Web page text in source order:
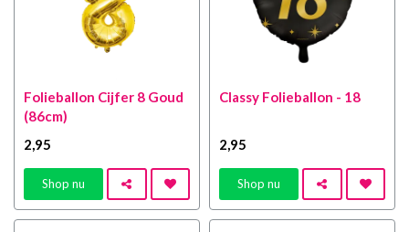
Folieballon Cijfer 8 Goud
(86cm)
2 ,95
Shop nu
Classy Folieballon - 18
2 ,95
Shop nu